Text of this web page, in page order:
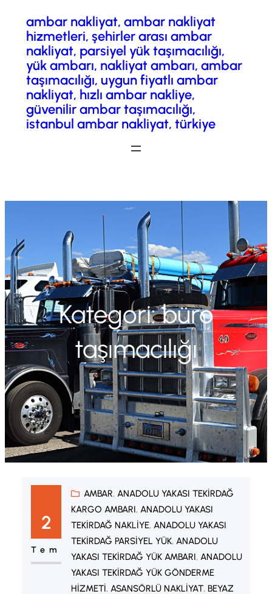
İçeriğeambar nakliyat, ambar nakliyat
hizmetleri, şehirler arası ambar
nakliyat, parsiyel yük taşımacılığı,
yük ambarı, nakliyat ambarı, ambar
taşımacılığı, uygun fiyatlı ambar
nakliyat, hızlı ambar nakliye,
güvenilir ambar taşımacılığı,
istanbul ambar nakliyat, türkiye
Kategori:büro
taşımacılığı
2
Tem
AMBAR, ANADOLU YAKASI TEKIRDAĞ
KARGO AMBARI, ANADOLU YAKASI
TEKIRDAĞ NAKLIYE, ANADOLU YAKASI
TEKIRDAĞ PARSIYEL YÜK, ANADOLU
YAKASI TEKIRDAĞ YÜK AMBARI, ANADOLU
YAKASI TEKIRDAĞ YÜK GÖNDERME
HIZMETI, ASANSÖRLÜ NAKLIYAT, BEYAZ